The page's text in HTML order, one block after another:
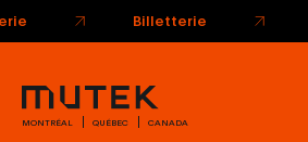
MONTRÉAL QUÉBEC CANADA